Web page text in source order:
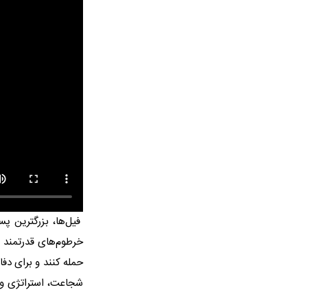
فیل‌ها، بزرگترین
خرطوم‌های
حمله کنند و برای
شجاعت، استراتژی